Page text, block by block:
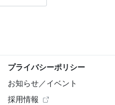
プライバシーポリシー
お知らせ／イベント
採用情報